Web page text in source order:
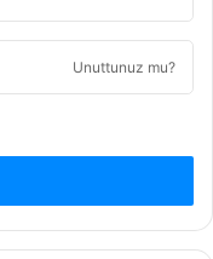
Unuttunuz mu?